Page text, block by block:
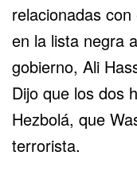
relacionadas
en la lista negra
gobierno, Ali
Dijo que los dos
Hezbolá, que
terrorista.